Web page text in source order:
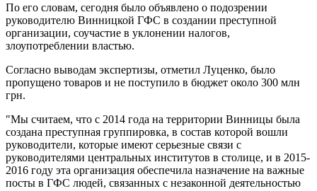
По его словам, сегодня было объявлено о подозрении
руководителю Винницкой ГФС в создании преступной
организации, соучастие в уклонении налогов,
злоупотреблении властью.
Согласно выводам экспертизы, отметил Луценко, было
пропущено товаров и не поступило в бюджет около 300 млн
грн.
"Мы считаем, что с 2014 года на территории Винницы была
создана преступная группировка, в состав которой вошли
руководители, которые имеют серьезные связи с
руководителями центральных институтов в столице, и в 2015-
2016 году эта организация обеспечила назначение на важные
посты в ГФС людей, связанных с незаконной деятельностью